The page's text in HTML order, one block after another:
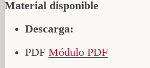
Material disponible
Descarga:
PDF Módulo PDF